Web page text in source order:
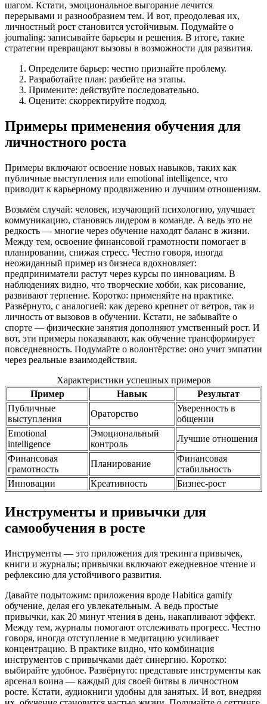
шагом. Кстати, эмоциональное выгорание лечится
перерывами и разнообразием тем. И вот, преодолевая их,
личностный рост становится устойчивым. Подумайте о
journaling: записывайте барьеры и решения. В итоге, такие
стратегии превращают вызовы в возможности для развития.
Определите барьер: честно признайте проблему.
Разработайте план: разбейте на этапы.
Примените: действуйте последовательно.
Оцените: скорректируйте подход.
Примеры применения обучения для
личностного роста
Примеры включают освоение новых навыков, таких как
публичные выступления или emotional intelligence, что
приводит к карьерному продвижению и лучшим отношениям.
Возьмём случай: человек, изучающий психологию, улучшает
коммуникацию, становясь лидером в команде. А ведь это не
редкость — многие через обучение находят баланс в жизни.
Между тем, освоение финансовой грамотности помогает в
планировании, снижая стресс. Честно говоря, иногда
неожиданный пример из бизнеса вдохновляет:
предприниматели растут через курсы по инновациям. В
наблюдениях видно, что творческие хобби, как рисование,
развивают терпение. Коротко: применяйте на практике.
Развёрнуто, с аналогией: как дерево крепнет от ветров, так и
личность от вызовов в обучении. Кстати, не забывайте о
спорте — физические занятия дополняют умственный рост. И
вот, эти примеры показывают, как обучение трансформирует
повседневность. Подумайте о волонтёрстве: оно учит эмпатии
через реальные взаимодействия.
Характеристики успешных примеров
Пример
Навык
Результат
Публичные
выступления
Ораторство
Уверенность в
общении
Emotional
intelligence
Эмоциональный
контроль
Лучшие отношения
Финансовая
грамотность
Планирование
Финансовая
стабильность
Инновации
Креативность Бизнес-рост
Инструменты и привычки для
самообучения в росте
Инструменты — это приложения для трекинга привычек,
книги и журналы; привычки включают ежедневное чтение и
рефлексию для устойчивого развития.
Давайте подытожим: приложения вроде Habitica gamify
обучение, делая его увлекательным. А ведь простые
привычки, как 20 минут чтения в день, накапливают эффект.
Между тем, журналы помогают отслеживать прогресс. Честно
говоря, иногда отступление в медитацию усиливает
концентрацию. В практике видно, что комбинация
инструментов с привычками даёт синергию. Коротко:
выбирайте удобное. Развёрнуто: представьте инструменты как
арсенал воина — каждый для своей битвы в личностном
росте. Кстати, аудиокниги удобны для занятых. И вот, внедряя